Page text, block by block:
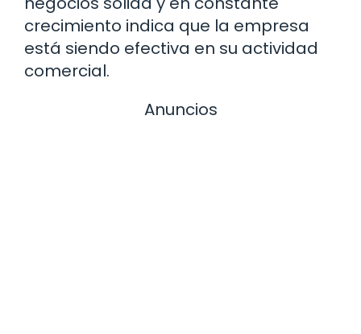
crecimiento indica que la empresa
está siendo efectiva en su actividad
comercial.
Anuncios